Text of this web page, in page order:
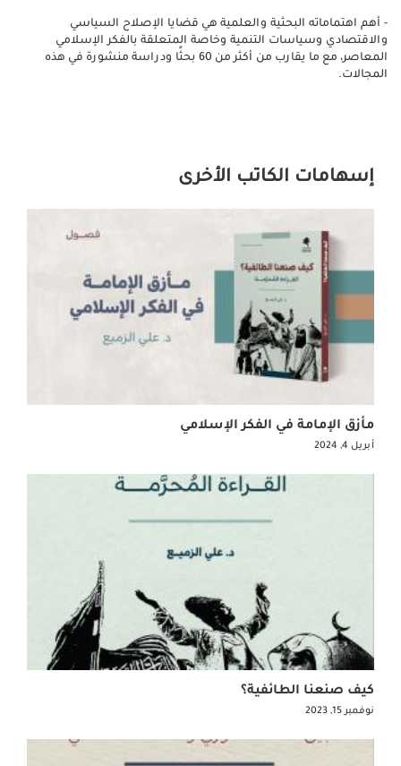
- أهم اهتماماته البحثية والعلمية هي قضايا الإصلاح السياسي
والاقتصادي وسياسات التنمية وخاصة المتعلقة بالفكر الإسلامي
المعاصر، مع ما يقارب من أكثر من 60 بحثًا ودراسة منشورة في هذه
المجالات.
إسهامات الكاتب الأخرى
مأزق الإمامة في الفكر الإسلامي
أبريل 4, 2024
كيف صنعنا الطائفية؟
نوفمبر 15, 2023